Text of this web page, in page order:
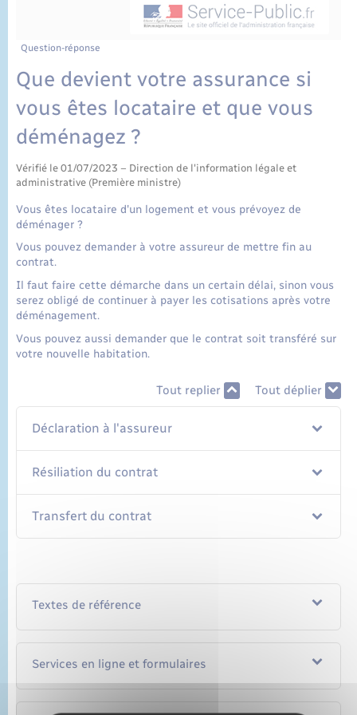
Question-réponse
Que devient votre assurance si
vous êtes locataire et que vous
déménagez ?
Vérifié le 01/07/2023 – Direction de l'information légale et
administrative (Première ministre)
Vous êtes locataire d'un logement et vous prévoyez de
déménager ?
Vous pouvez demander à votre assureur de mettre fin au
contrat.
Il faut faire cette démarche dans un certain délai, sinon vous
serez obligé de continuer à payer les cotisations après votre
déménagement.
Vous pouvez aussi demander que le contrat soit transféré sur
votre nouvelle habitation.
Tout replier Tout déplier
Déclaration à l'assureur
Résiliation du contrat
Transfert du contrat
Textes de référence
Services en ligne et formulaires